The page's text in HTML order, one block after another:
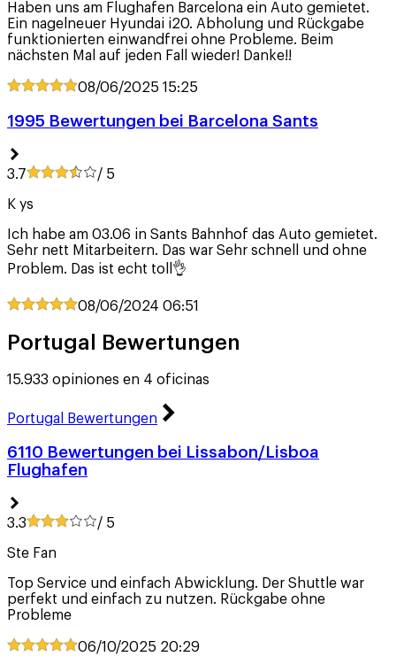
Haben uns am Flughafen Barcelona ein Auto gemietet.
Ein nagelneuer Hyundai i20. Abholung und Rückgabe
funktionierten einwandfrei ohne Probleme. Beim
nächsten Mal auf jeden Fall wieder! Danke!!
08/06/2025 15:25
1995 Bewertungen bei Barcelona Sants
3.7 / 5
K ys
Ich habe am 03.06 in Sants Bahnhof das Auto gemietet.
Sehr nett Mitarbeitern. Das war Sehr schnell und ohne
Problem. Das ist echt toll👌
08/06/2024 06:51
Portugal Bewertungen
15.933 opiniones en 4 oficinas
Portugal Bewertungen
6110 Bewertungen bei Lissabon/Lisboa
Flughafen
3.3 / 5
Ste Fan
Top Service und einfach Abwicklung. Der Shuttle war
perfekt und einfach zu nutzen. Rückgabe ohne
Probleme
06/10/2025 20:29